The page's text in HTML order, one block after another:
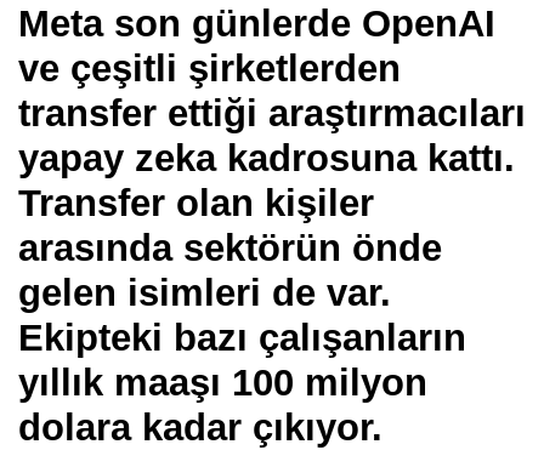
Meta son günlerde OpenAI
ve çeşitli şirketlerden
transfer ettiği araştırmacıları
yapay zeka kadrosuna kattı.
Transfer olan kişiler
arasında sektörün önde
gelen isimleri de var.
Ekipteki bazı çalışanların
yıllık maaşı 100 milyon
dolara kadar çıkıyor.